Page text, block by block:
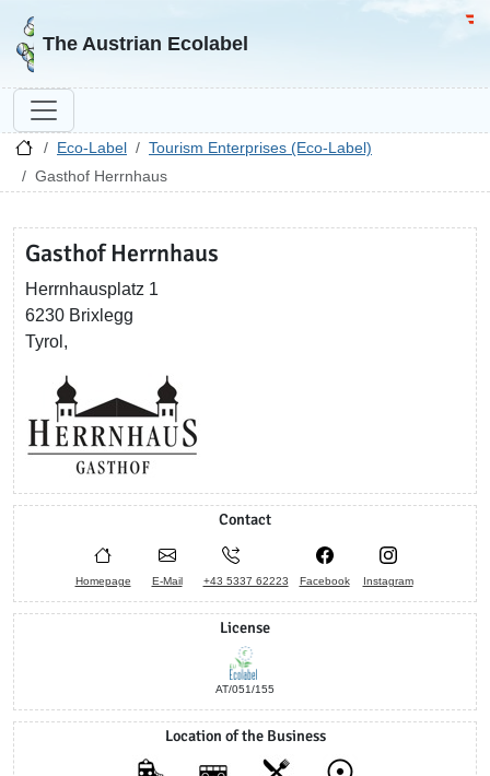
Go to homepage
The Austrian Ecolabel
Eco-Label
Tourism Enterprises (Eco-Label)
Gasthof Herrnhaus
Gasthof Herrnhaus
Herrnhausplatz 1
6230 Brixlegg
Tyrol,
Contact
Homepage E-Mail +43 5337 62223 Facebook Instagram
License
AT/051/155
Location of the Business